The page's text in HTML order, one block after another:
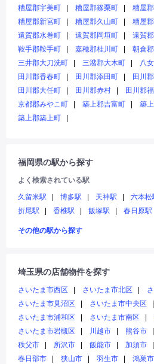
糟屋郡宇美町
糟屋郡篠栗町 糟屋
糟屋郡新宮町
糟屋郡久山町 糟屋
遠賀郡水巻町
遠賀郡岡垣町 遠賀
鞍手郡鞍手町
嘉穂郡桂川町 朝倉
三井郡大刀洗町
三潴郡大木町
八
田川郡香春町
田川郡添田町 田川
田川郡大任町
田川郡赤村 田川郡
京都郡みやこ町
築上郡吉富町
築
築上郡築上町
福岡県の駅から探す
よく検索されている駅
久留米駅
博多駅 天神駅 六本松
折尾駅
香椎駅 飯塚駅 春日原駅
その他の駅から探す
埼玉県の店舗物件を探す
さいたま市西区 さいたま市北区
さいたま市見沼区
さいたま市中央区
さいたま市浦和区
さいたま市南区
さいたま市岩槻区
川越市 熊谷市
秩父市
所沢市 飯能市 加須市
春日部市
狭山市 羽生市 鴻巣市